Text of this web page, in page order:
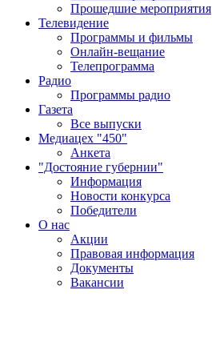
Прошедшие мероприятия
Телевидение
Программы и фильмы
Онлайн-вещание
Телепрограмма
Радио
Программы радио
Газета
Все выпуски
Медиацех "450"
Анкета
"Достояние губернии"
Информация
Новости конкурса
Победители
О нас
Акции
Правовая информация
Документы
Вакансии